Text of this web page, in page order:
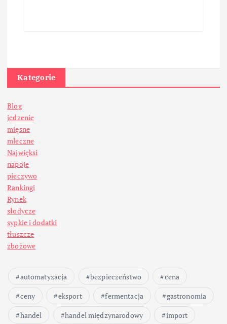
Kategorie
Blog
jedzenie
mięsne
mleczne
Najwięksi
napoje
pieczywo
Rankingi
Rynek
słodycze
sypkie i dodatki
tłuszcze
zbożowe
automatyzacja bezpieczeństwo
cena
ceny
eksport fermentacja
gastronomia
handel
handel międzynarodowy
import